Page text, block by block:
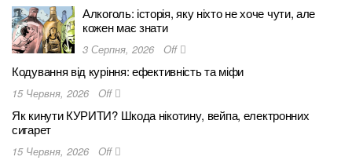
Алкоголь: історія, яку ніхто не хоче чути, але
кожен має знати
3 Серпня, 2026 Off
Кодування від куріння: ефективність та міфи
15 Червня, 2026 Off
Як кинути КУРИТИ? Шкода нікотину, вейпа, електронних
сигарет
15 Червня, 2026 Off